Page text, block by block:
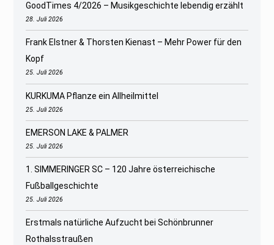
GoodTimes 4/2026 – Musikgeschichte lebendig erzählt
28. Juli 2026
Frank Elstner & Thorsten Kienast – Mehr Power für den
Kopf
25. Juli 2026
KURKUMA Pflanze ein Allheilmittel
25. Juli 2026
EMERSON LAKE & PALMER
25. Juli 2026
1. SIMMERINGER SC – 120 Jahre österreichische
Fußballgeschichte
25. Juli 2026
Erstmals natürliche Aufzucht bei Schönbrunner
Rothalsstraußen